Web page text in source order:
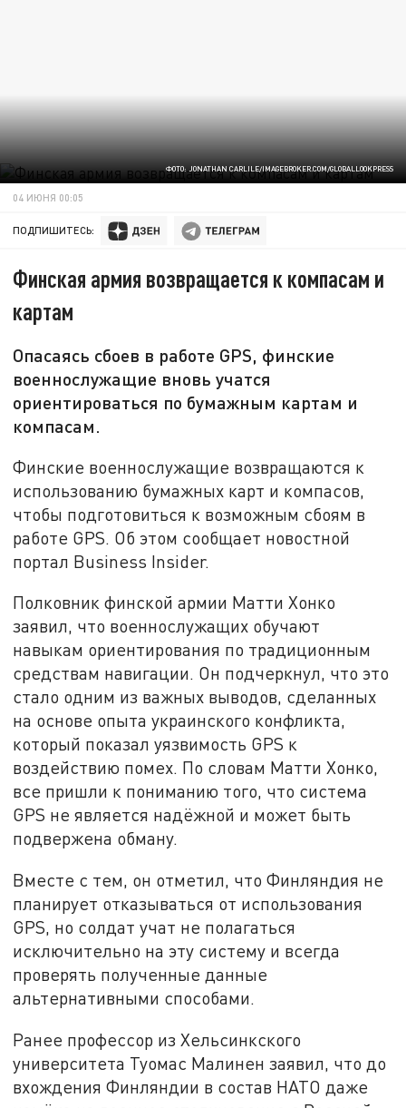
ФОТО: JONATHAN CARLILE/IMAGEBROKER.COM/GLOBALLOOKPRESS
04 ИЮНЯ 00:05
ПОДПИШИТЕСЬ:
Финская армия возвращается к компасам и
картам
Опасаясь сбоев в работе GPS, финские
военнослужащие вновь учатся
ориентироваться по бумажным картам и
компасам.
Финские военнослужащие возвращаются к
использованию бумажных карт и компасов,
чтобы подготовиться к возможным сбоям в
работе GPS. Об этом сообщает новостной
портал Business Insider.
Полковник финской армии Матти Хонко
заявил, что военнослужащих обучают
навыкам ориентирования по традиционным
средствам навигации. Он подчеркнул, что это
стало одним из важных выводов, сделанных
на основе опыта украинского конфликта,
который показал уязвимость GPS к
воздействию помех. По словам Матти Хонко,
все пришли к пониманию того, что система
GPS не является надёжной и может быть
подвержена обману.
Вместе с тем, он отметил, что Финляндия не
планирует отказываться от использования
GPS, но солдат учат не полагаться
исключительно на эту систему и всегда
проверять полученные данные
альтернативными способами.
Ранее профессор из Хельсинкского
университета Туомас Малинен заявил, что до
вхождения Финляндии в состав НАТО даже